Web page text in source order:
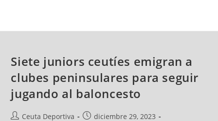
Siete juniors ceutíes emigran a
clubes peninsulares para seguir
jugando al baloncesto
Ceuta Deportiva
diciembre 29, 2023